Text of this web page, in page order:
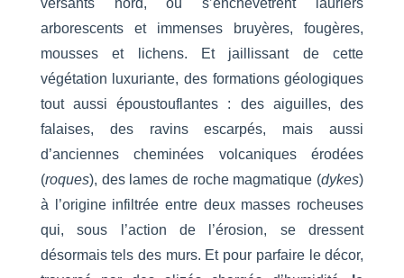
versants nord, où s’enchevêtrent lauriers
arborescents et immenses bruyères, fougères,
mousses et lichens. Et jaillissant de cette
végétation luxuriante, des formations géologiques
tout aussi époustouflantes : des aiguilles, des
falaises, des ravins escarpés, mais aussi
d’anciennes cheminées volcaniques érodées
(roques), des lames de roche magmatique (dykes)
à l’origine infiltrée entre deux masses rocheuses
qui, sous l’action de l’érosion, se dressent
désormais tels des murs. Et pour parfaire le décor,